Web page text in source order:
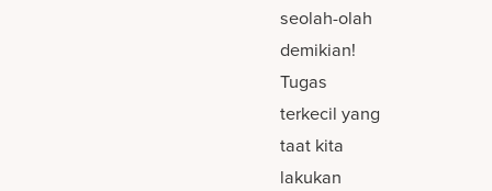
seolah-olah
demikian!
Tugas
terkecil yang
taat kita
lakukan